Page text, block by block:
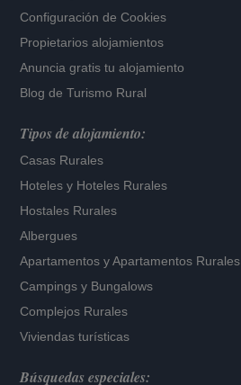
Configuración de Cookies
Propietarios alojamientos
Anuncia gratis tu alojamiento
Blog de Turismo Rural
Tipos de alojamiento:
Casas Rurales
Hoteles y Hoteles Rurales
Hostales Rurales
Albergues
Apartamentos yApartamentos Rurales
Campings y Bungalows
Complejos Rurales
Viviendas turísticas
Búsquedas especiales: